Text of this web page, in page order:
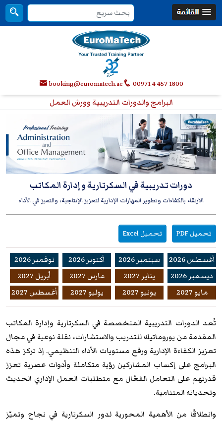
00971 4 457 1800
booking@euromatech.ae
البرامج والدورات التدريبية وورش العمل
دورات تدريبية في السكرتارية و إدارة المكاتب
الارتقاء بالكفاءات وتطوير المهارات الإدارية لتعزيز الإنتاجية، والتميز في الأداء
تحميل PDF تحميل Excel
أغسطس 2026 سبتمبر 2026 أكتوبر 2026
نوفمبر 2026
ديسمبر 2026
يناير 2027 مارس 2027
أبريل 2027
مايو 2027
يونيو 2027 يوليو 2027 أغسطس 2027
تُعد الدورات التدريبية المتخصصة في السكرتارية وإدارة المكاتب
المقدمة من يوروماتيك للتدريب والاستشارات، نقلة نوعية في مجال
تعزيز الكفاءة الإدارية ورفع مستويات الأداء التنظيمي. إذ تركز هذه
البرامج على إكساب المشاركين رؤية متكاملة وأدوات عصرية تعزز
قدرتهم على التعامل الفعّال مع متطلبات العمل الإداري الحديث
وتحدياته المتنامية.
وانطلاقًا من الأهمية المحورية لدور السكرتارية في نجاح وتميّز